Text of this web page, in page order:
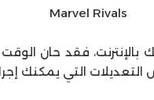
بالإنترنت، فقد حان
التي يمكنك